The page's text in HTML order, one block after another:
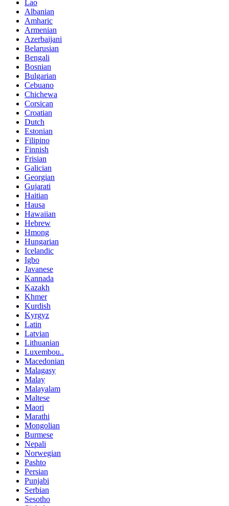
Lao
Albanian
Amharic
Armenian
Azerbaijani
Belarusian
Bengali
Bosnian
Bulgarian
Cebuano
Chichewa
Corsican
Croatian
Dutch
Estonian
Filipino
Finnish
Frisian
Galician
Georgian
Gujarati
Haitian
Hausa
Hawaiian
Hebrew
Hmong
Hungarian
Icelandic
Igbo
Javanese
Kannada
Kazakh
Khmer
Kurdish
Kyrgyz
Latin
Latvian
Lithuanian
Luxembou..
Macedonian
Malagasy
Malay
Malayalam
Maltese
Maori
Marathi
Mongolian
Burmese
Nepali
Norwegian
Pashto
Persian
Punjabi
Serbian
Sesotho